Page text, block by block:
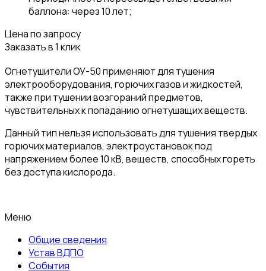
баллона: через 10 лет;
Цена по запросу
Заказать в 1 клик
Огнетушители ОУ-50 применяют для тушения
электрооборудования, горючих газов и жидкостей,
также при тушении возгораний предметов,
чувствительных к попаданию огнетушащих веществ.
Данный тип нельзя использовать для тушения твердых
горючих материалов, электроустановок под
напряжением более 10 кВ, веществ, способных гореть
без доступа кислорода.
Меню
Общие сведения
Устав ВДПО
События